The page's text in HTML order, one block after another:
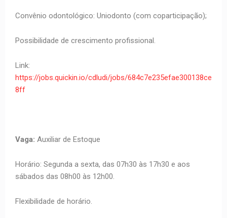
Convênio odontológico: Uniodonto (com coparticipação);
Possibilidade de crescimento profissional.
Link:
https://jobs.quickin.io/cdludi/jobs/684c7e235efae300138ce
8ff
Vaga: Auxiliar de Estoque
Horário: Segunda a sexta, das 07h30 às 17h30 e aos
sábados das 08h00 às 12h00.
Flexibilidade de horário.